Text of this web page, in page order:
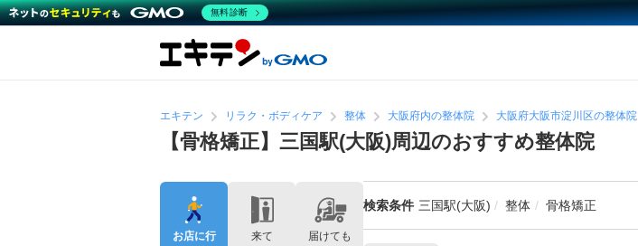
エキテン リラク・ボディケア 整体 大阪府内の整体院 大阪府大阪市淀川区の整体院
【骨格矯正】三国駅(大阪)周辺のおすすめ整体院
検索条件 三国駅(大阪) 整体 骨格矯正
お店に行
来て
届けても
無料診断